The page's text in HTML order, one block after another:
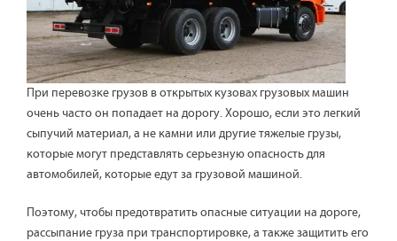
При перевозке грузов в открытых кузовах грузовых машин
очень часто он попадает на дорогу. Хорошо, если это легкий
сыпучий материал, а не камни или другие тяжелые грузы,
которые могут представлять серьезную опасность для
автомобилей, которые едут за грузовой машиной.
Поэтому, чтобы предотвратить опасные ситуации на дороге,
рассыпание груза при транспортировке, а также защитить его